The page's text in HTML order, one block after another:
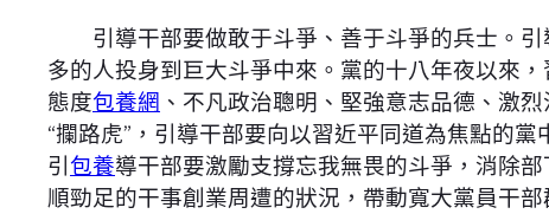
引導干部要做敢于斗爭、善于斗爭的兵士。引
多的人投身到巨大斗爭中來。黨的十八年夜以來
態度包養網 、不凡政治聰明、堅強意志品德、激
“攔路虎”，引導干部要向以習近平同道為焦點的
引包養導干部要激勵支撐忘我無畏的斗爭，消除
順勁足的干事創業周遭的狀況，帶動寬大黨員干